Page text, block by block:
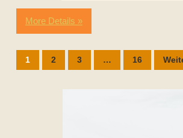
More Details »
1 2 3 … 16